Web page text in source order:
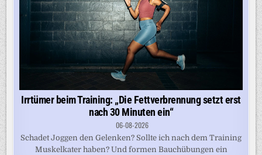
Irrtümer beim Training: „Die Fettverbrennung setzt erst
nach 30 Minuten ein“
06-08-2026
Schadet Joggen den Gelenken? Sollte ich nach dem Training
Muskelkater haben? Und formen Bauchübungen ein